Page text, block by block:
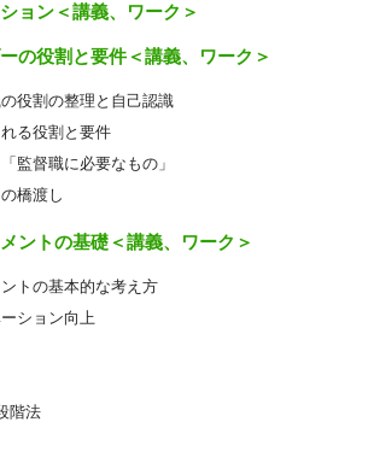
ョン＜講義、ワーク＞
の役割と要件＜講義、ワーク＞
役割の整理と自己認識
る役割と要件
監督職に必要なもの」
橋渡し
ントの基礎＜講義、ワーク＞
トの基本的な考え方
ション向上
階法